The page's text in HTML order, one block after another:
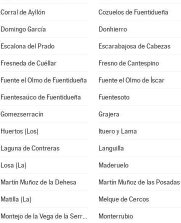
Corral de Ayllón Cozuelos de Fuentidueña
Domingo García Donhierro
Escalona del Prado Escarabajosa de Cabezas
Fresneda de Cuéllar Fresno de Cantespino
Fuente el Olmo de Fuentidueña Fuente el Olmo de Íscar
Fuentesaúco de Fuentidueña Fuentesoto
Gomezserracín Grajera
Huertos (Los) Ituero y Lama
Laguna de Contreras Languilla
Losa (La) Maderuelo
Martín Muñoz de la Dehesa Martín Muñoz de las Posadas
Matilla (La) Melque de Cercos
Montejo de la Vega de la Serrezuela Monterrubio